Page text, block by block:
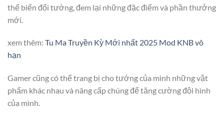
thể biến đổi tướng, đem lại những đặc điểm và phần thưởng
mới.
xem thêm: Tu Ma Truyền Kỳ Mới nhất 2025 Mod KNB vô
hạn
Gamer cũng có thể trang bị cho tướng của mình những vật
phẩm khác nhau và nâng cấp chúng để tăng cường đội hình
của mình.